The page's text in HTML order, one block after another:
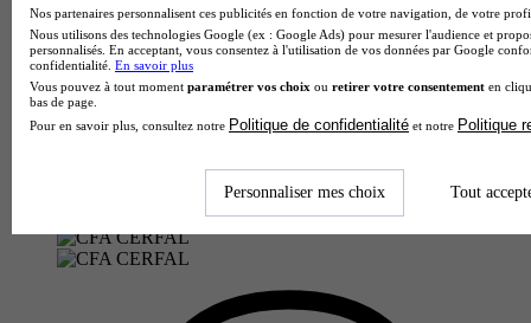
Nos partenaires personnalisent ces publicités en fonction de votre navigation, de votre
Nous utilisons des technologies Google (ex : Google Ads) pour mesurer l'audience et
personnalisés. En acceptant, vous consentez à l'utilisation de vos données par Google
confidentialité. En savoir plus
Vous pouvez à tout moment paramétrer vos choix ou retirer votre consentement en
bas de page.
Pour en savoir plus, consultez notre Politique de confidentialité et notre Politique
Personnaliser mes choix Tout